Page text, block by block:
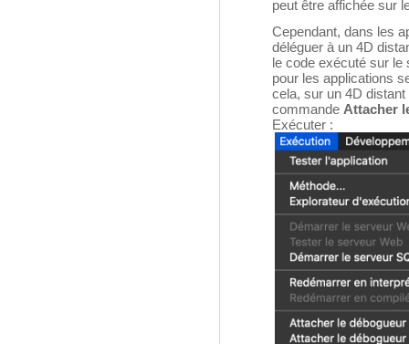
peut être affichée sur
Cependant, dans les
déléguer à un 4D
le code exécuté sur le
pour les applications
cela, sur un 4D
commande Attacher
Exécuter :